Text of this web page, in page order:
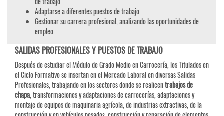
Adaptarse a diferentes puestos de trabajo
Gestionar su carrera profesional, analizando las oportunidades de
empleo
SALIDAS PROFESIONALES Y PUESTOS DE TRABAJO
Después de estudiar el Módulo de Grado Medio en Carrocería, los Titulados en
el Ciclo Formativo se insertan en el Mercado Laboral en diversas Salidas
Profesionales, trabajando en los sectores donde se realicentrabajos de
chapa, transformaciones y adaptaciones de carrocerías, adaptaciones y
montaje de equipos de maquinaria agrícola, de industrias extractivas, de la